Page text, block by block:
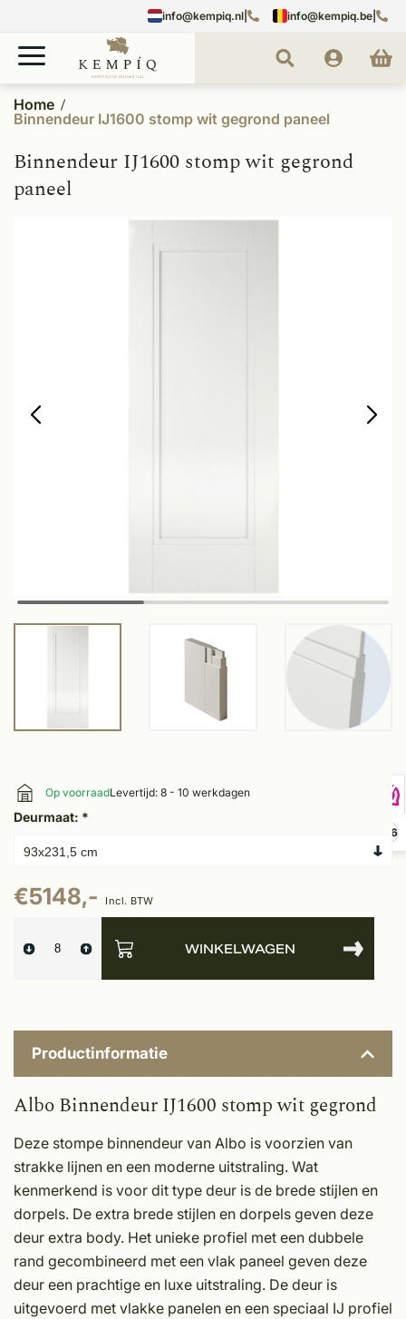
9,6
info@kempiq.nl info@kempiq.be
Home
Binnendeur IJ1600 stomp wit gegrond paneel
Binnendeur IJ1600 stomp wit gegrond
paneel
Op voorraadLevertijd: 8 - 10 werkdagen
Deurmaat: *
€5148,- Incl. BTW
WINKELWAGEN
Productinformatie
Albo Binnendeur IJ1600 stomp wit gegrond
Deze stompe binnendeur van Albo is voorzien van
strakke lijnen en een moderne uitstraling. Wat
kenmerkend is voor dit type deur is de brede stijlen en
dorpels. De extra brede stijlen en dorpels geven deze
deur extra body. Het unieke profiel met een dubbele
rand gecombineerd met een vlak paneel geven deze
deur een prachtige en luxe uitstraling. De deur is
uitgevoerd met vlakke panelen en een speciaal IJ profiel